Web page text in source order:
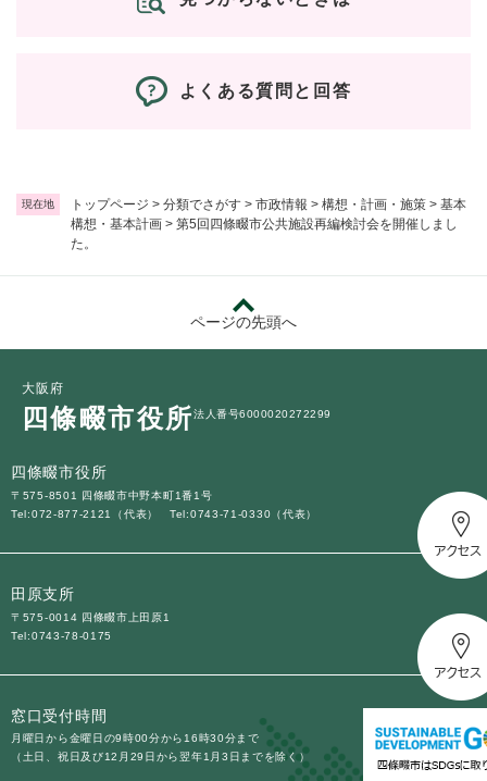
現在地 トップページ > 分類でさがす > 市政情報 > 構想・計画・施策 > 基本
構想・基本計画 > 第5回四條畷市公共施設再編検討会を開催しまし
た。
よくある質問と回答
ページの先頭へ
大阪府
四條畷市役所法人番号6000020272299
四條畷市役所
〒575-8501 四條畷市中野本町1番1号
Tel:072-877-2121（代表）
Tel:0743-71-0330（代表）
田原支所
〒575-0014 四條畷市上田原1
Tel:0743-78-0175
窓口受付時間
月曜日から金曜日の9時00分から16時30分まで
（土日、祝日及び12月29日から翌年1月3日までを除く）